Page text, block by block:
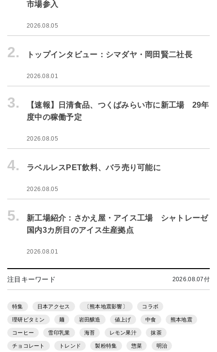
市場参入
2026.08.05
2. トップインタビュー：シマダヤ・岡田賢二社長
2026.08.01
3.
【速報】日清食品、つくばみらい市に新工場 29年
度中の稼働予定
2026.08.05
4. ラベルレスPET飲料、バラ売り可能に
2026.08.05
5.
新工場紹介：さかえ屋・アイス工場 シャトレーゼ
国内3カ所目のアイス生産拠点
2026.08.01
注目キーワード 2026.08.07付
特集 日本アクセス 〔熊本地震影響〕 コラボ
理研ビタミン 麺 岩田醸造 値上げ 中食 熊本地震
コーヒー 雪印乳業 海苔 レモン果汁 抹茶
チョコレート トレンド 製粉特集 惣菜 明治